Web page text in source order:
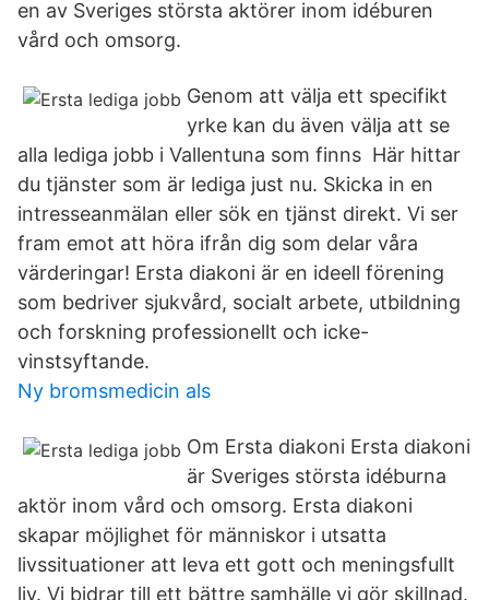
en av Sveriges största aktörer inom idéburen
vård och omsorg.
Genom att välja ett specifikt
yrke kan du även välja att se
alla lediga jobb i Vallentuna som finns Här hittar
du tjänster som är lediga just nu. Skicka in en
intresseanmälan eller sök en tjänst direkt. Vi ser
fram emot att höra ifrån dig som delar våra
värderingar! Ersta diakoni är en ideell förening
som bedriver sjukvård, socialt arbete, utbildning
och forskning professionellt och icke-
vinstsyftande.
Ny bromsmedicin als
Om Ersta diakoni Ersta diakoni
är Sveriges största idéburna
aktör inom vård och omsorg. Ersta diakoni
skapar möjlighet för människor i utsatta
livssituationer att leva ett gott och meningsfullt
liv. Vi bidrar till ett bättre samhälle vi gör skillnad.